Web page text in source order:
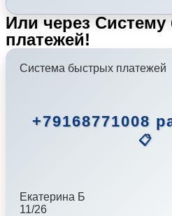
Или через
платежей!
Система быстрых платежей
+79168771008
📋
Екатерина Б
11/26